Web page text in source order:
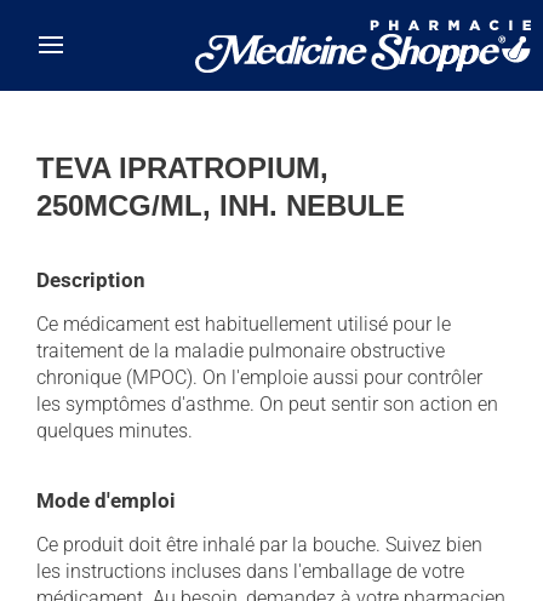
TEVA IPRATROPIUM,
250MCG/ML, INH. NEBULE
Description
Ce médicament est habituellement utilisé pour le
traitement de la maladie pulmonaire obstructive
chronique (MPOC). On l'emploie aussi pour contrôler
les symptômes d'asthme. On peut sentir son action en
quelques minutes.
Mode d'emploi
Ce produit doit être inhalé par la bouche. Suivez bien
les instructions incluses dans l'emballage de votre